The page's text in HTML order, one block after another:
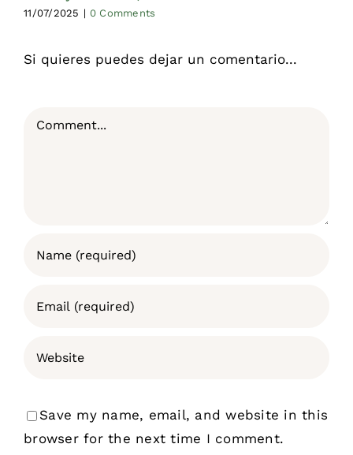
11/07/2025 | 0 Comments
Si quieres puedes dejar un comentario...
Comment
Save my name, email, and website in this
browser for the next time I comment.